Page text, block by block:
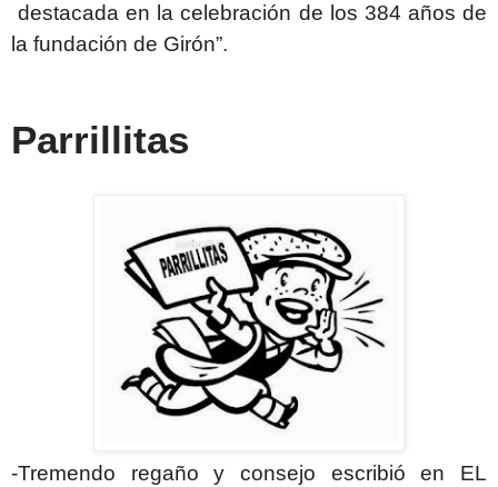
destacada en la celebración de los 384 años de
la fundación de Girón”.
Parrillitas
-Tremendo regaño y consejo escribió en EL